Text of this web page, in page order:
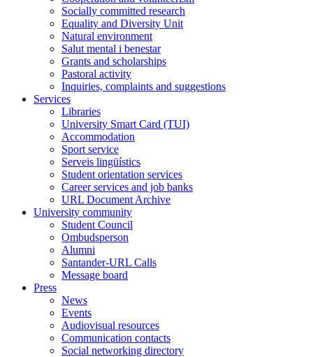
Socially committed research
Equality and Diversity Unit
Natural environment
Salut mental i benestar
Grants and scholarships
Pastoral activity
Inquiries, complaints and suggestions
Services
Libraries
University Smart Card (TUI)
Accommodation
Sport service
Serveis lingüístics
Student orientation services
Career services and job banks
URL Document Archive
University community
Student Council
Ombudsperson
Alumni
Santander-URL Calls
Message board
Press
News
Events
Audiovisual resources
Communication contacts
Social networking directory